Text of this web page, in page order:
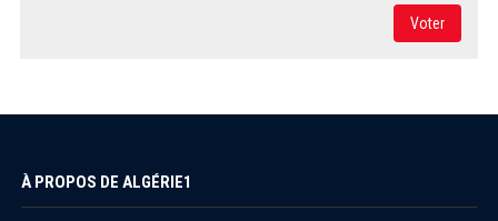
Voter
À PROPOS DE ALGÉRIE1